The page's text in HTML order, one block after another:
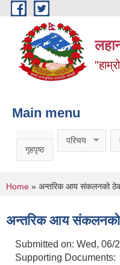
Skip to main content
Main menu
गृहपृष्ठ
परिचय
You are here
Home » अन्तरिक आय संकलनको
अन्तरिक आय संकलनको
Submitted on: Wed, 06/
Supporting Documents: